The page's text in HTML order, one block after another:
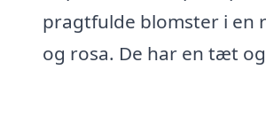
pragtfulde blomster i en
og rosa. De har en tæt